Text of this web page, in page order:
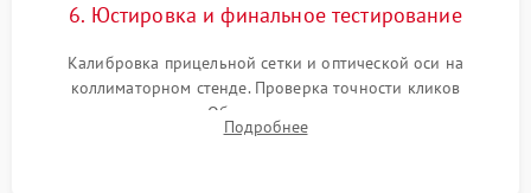
6. Юстировка и финальное тестирование
Калибровка прицельной сетки и оптической оси на
коллиматорном стенде. Проверка точности кликов
механизма поправок. Обязательное испытание прицела на
ударном стенде для проверки устойчивости к отдаче и
Подробнее